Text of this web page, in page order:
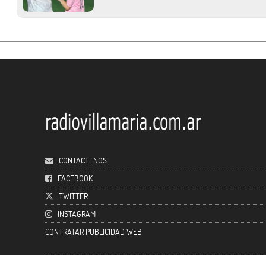
CONTACTENOS
FACEBOOK
TWITTER
INSTAGRAM
CONTRATAR PUBLICIDAD WEB